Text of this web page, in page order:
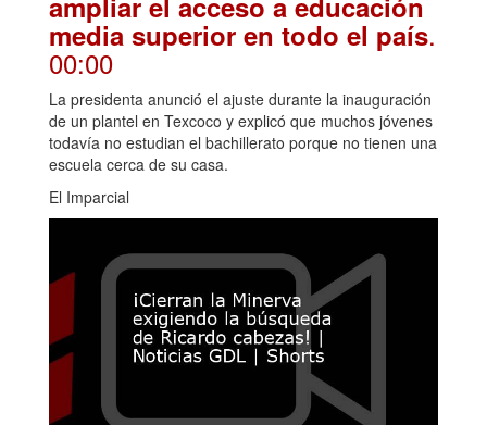
media superior en todo el país.
00:00
La presidenta anunció el ajuste durante la inauguración
de un plantel en Texcoco y explicó que muchos jóvenes
todavía no estudian el bachillerato porque no tienen una
escuela cerca de su casa.
El Imparcial